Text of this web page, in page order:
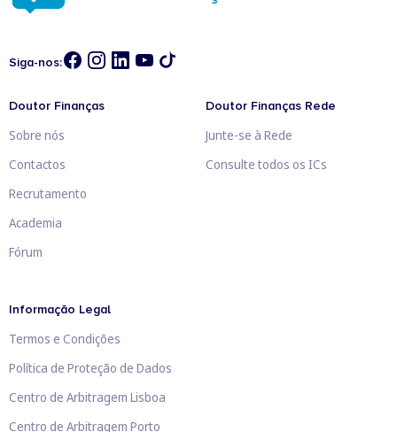
Siga-nos:
Doutor Finanças
Sobre nós
Contactos
Recrutamento
Academia
Fórum
Doutor Finanças Rede
Junte-se à Rede
Consulte todos os ICs
Informação Legal
Termos e Condições
Política de Proteção de Dados
Centro de Arbitragem Lisboa
Centro de Arbitragem Porto